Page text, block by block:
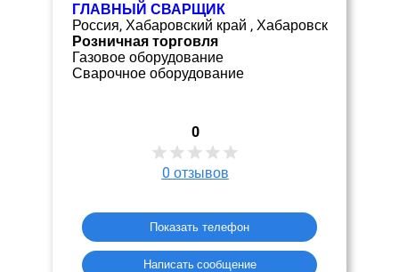
ГЛАВНЫЙ СВАРЩИК
Россия, Хабаровский край , Хабаровск
Розничная торговля
Газовое оборудование
Сварочное оборудование
0
0 отзывов
Показать телефон
Написать сообщение